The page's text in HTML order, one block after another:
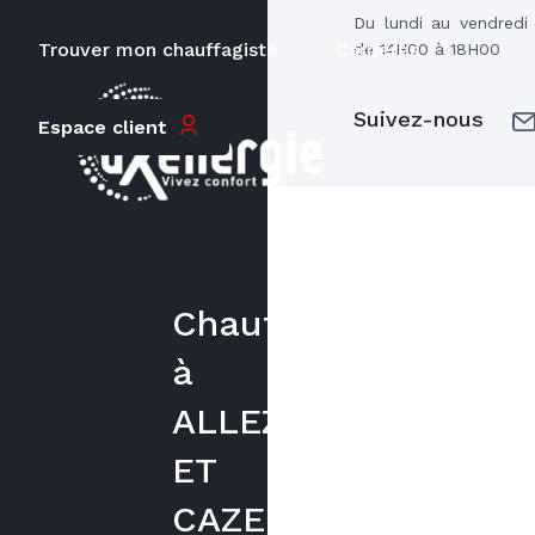
Trouver mon chauffagiste Carrières
Espace client
Chauffagiste
à
ALLEZ
ET
CAZENEUVE
Du lundi au
de 14H00 à 18H00
Suivez-nous